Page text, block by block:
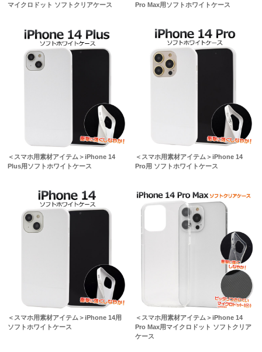
マイクロドット ソフトクリアケース
Pro Max用ソフトホワイトケース
＜スマホ用素材アイテム＞iPhone 14
Plus用ソフトホワイトケース
＜スマホ用素材アイテム＞iPhone 14
Pro用 ソフトホワイトケース
＜スマホ用素材アイテム＞iPhone 14用
ソフトホワイトケース
＜スマホ用素材アイテム＞iPhone 14
Pro Max用マイクロドット ソフトクリア
ケース